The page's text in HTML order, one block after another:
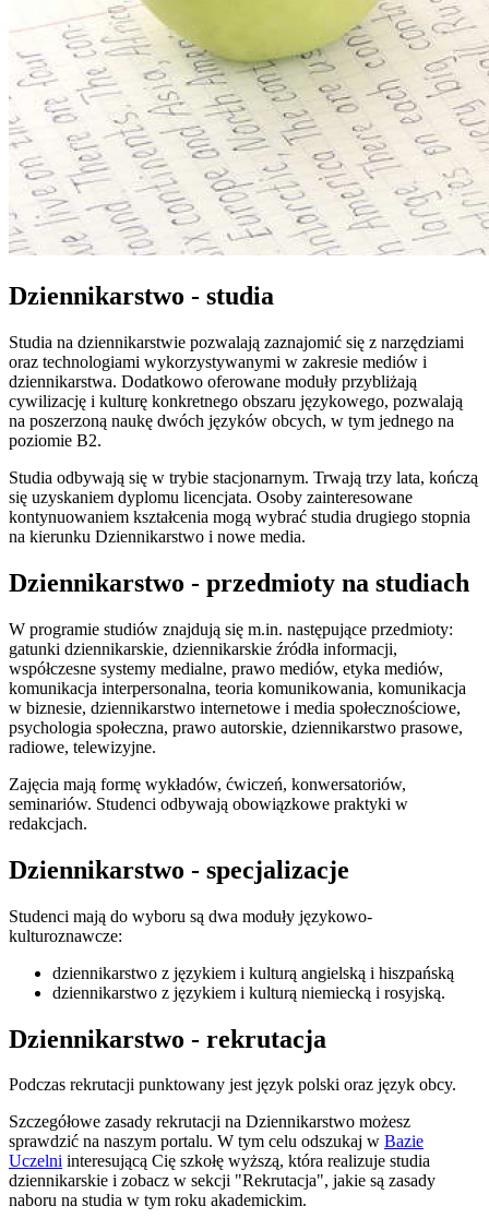
Dziennikarstwo - studia
Studia na dziennikarstwie pozwalają zaznajomić się z narzędziami
oraz technologiami wykorzystywanymi w zakresie mediów i
dziennikarstwa. Dodatkowo oferowane moduły przybliżają
cywilizację i kulturę konkretnego obszaru językowego, pozwalają
na poszerzoną naukę dwóch języków obcych, w tym jednego na
poziomie B2.
Studia odbywają się w trybie stacjonarnym. Trwają trzy lata, kończą
się uzyskaniem dyplomu licencjata. Osoby zainteresowane
kontynuowaniem kształcenia mogą wybrać studia drugiego stopnia
na kierunku Dziennikarstwo i nowe media.
Dziennikarstwo - przedmioty na studiach
W programie studiów znajdują się m.in. następujące przedmioty:
gatunki dziennikarskie, dziennikarskie źródła informacji,
współczesne systemy medialne, prawo mediów, etyka mediów,
komunikacja interpersonalna, teoria komunikowania, komunikacja
w biznesie, dziennikarstwo internetowe i media społecznościowe,
psychologia społeczna, prawo autorskie, dziennikarstwo prasowe,
radiowe, telewizyjne.
Zajęcia mają formę wykładów, ćwiczeń, konwersatoriów,
seminariów. Studenci odbywają obowiązkowe praktyki w
redakcjach.
Dziennikarstwo - specjalizacje
Studenci mają do wyboru są dwa moduły językowo-
kulturoznawcze:
dziennikarstwo z językiem i kulturą angielską i hiszpańską
dziennikarstwo z językiem i kulturą niemiecką i rosyjską.
Dziennikarstwo - rekrutacja
Podczas rekrutacji punktowany jest język polski oraz język obcy.
Szczegółowe zasady rekrutacji na Dziennikarstwo możesz
sprawdzić na naszym portalu. W tym celu odszukaj w Bazie
Uczelni interesującą Cię szkołę wyższą, która realizuje studia
dziennikarskie i zobacz w sekcji "Rekrutacja", jakie są zasady
naboru na studia w tym roku akademickim.